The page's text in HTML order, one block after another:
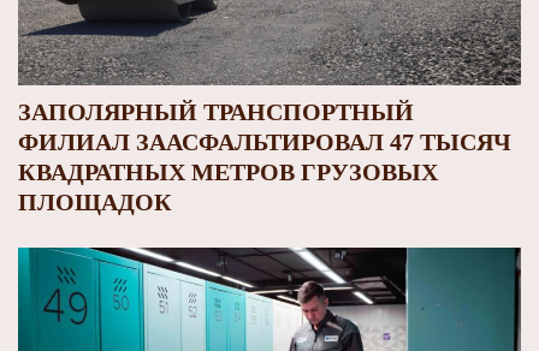
ЗАПОЛЯРНЫЙ ТРАНСПОРТНЫЙ
ФИЛИАЛ ЗААСФАЛЬТИРОВАЛ 47 ТЫСЯЧ
КВАДРАТНЫХ МЕТРОВ ГРУЗОВЫХ
ПЛОЩАДОК